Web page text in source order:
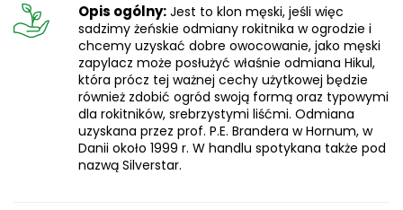
Opis ogólny: Jest to klon męski, jeśli więc
sadzimy żeńskie odmiany rokitnika w ogrodzie i
chcemy uzyskać dobre owocowanie, jako męski
zapylacz może posłużyć właśnie odmiana Hikul,
która prócz tej ważnej cechy użytkowej będzie
również zdobić ogród swoją formą oraz typowymi
dla rokitników, srebrzystymi liśćmi. Odmiana
uzyskana przez prof. P.E. Brandera w Hornum, w
Danii około 1999 r. W handlu spotykana także pod
nazwą Silverstar.